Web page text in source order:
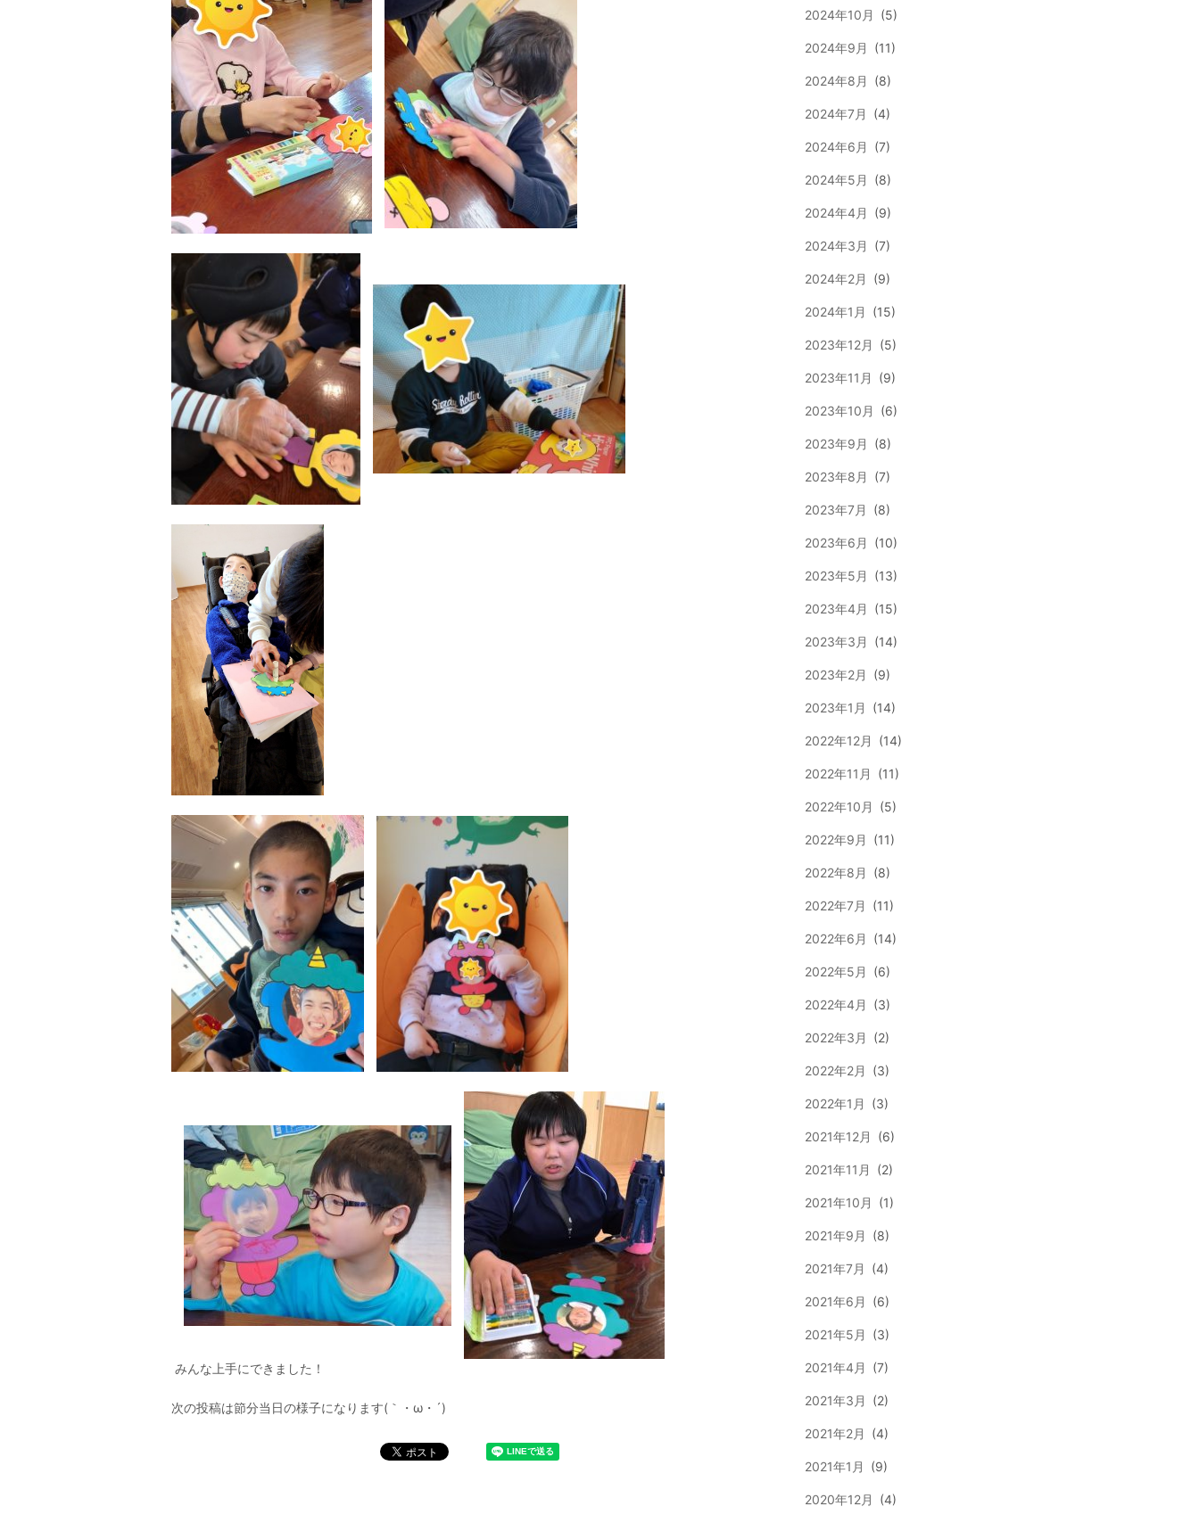
みんな上手にできました！
次の投稿は節分当日の様子になります(｀・ω・´)ゞ
2024年10月 (5)
2024年9月 (11)
2024年8月 (8)
2024年7月 (4)
2024年6月 (7)
2024年5月 (8)
2024年4月 (9)
2024年3月 (7)
2024年2月 (9)
2024年1月 (15)
2023年12月 (5)
2023年11月 (9)
2023年10月 (6)
2023年9月 (8)
2023年8月 (7)
2023年7月 (8)
2023年6月 (10)
2023年5月 (13)
2023年4月 (15)
2023年3月 (14)
2023年2月 (9)
2023年1月 (14)
2022年12月 (14)
2022年11月 (11)
2022年10月 (5)
2022年9月 (11)
2022年8月 (8)
2022年7月 (11)
2022年6月 (14)
2022年5月 (6)
2022年4月 (3)
2022年3月 (2)
2022年2月 (3)
2022年1月 (3)
2021年12月 (6)
2021年11月 (2)
2021年10月 (1)
2021年9月 (8)
2021年7月 (4)
2021年6月 (6)
2021年5月 (3)
2021年4月 (7)
2021年3月 (2)
2021年2月 (4)
2021年1月 (9)
2020年12月 (4)